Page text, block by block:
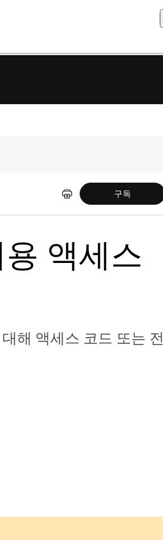
구독
액세스
해 액세스 코드 또는 전